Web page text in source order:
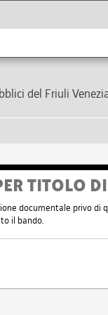
del Friuli
TITOLO
documentale privo di
il bando.